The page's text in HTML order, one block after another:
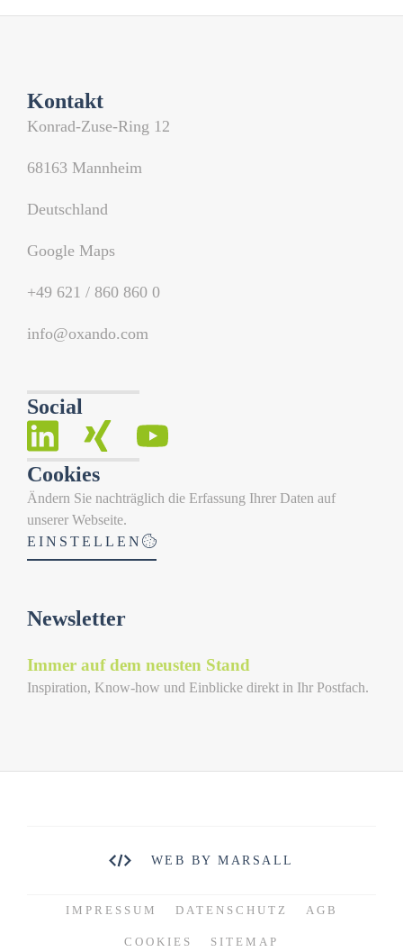
Kontakt
Konrad-Zuse-Ring 12
68163 Mannheim
Deutschland
Google Maps
+49 621 / 860 860 0
info@oxando.com
Social
Cookies
Ändern Sie nachträglich die Erfassung Ihrer Daten auf
unserer Webseite.
EINSTELLEN
Newsletter
Immer auf dem neusten Stand
Inspiration, Know-how und Einblicke direkt in Ihr Postfach.
WEB BY MARSALL
IMPRESSUM DATENSCHUTZ AGB
COOKIES SITEMAP